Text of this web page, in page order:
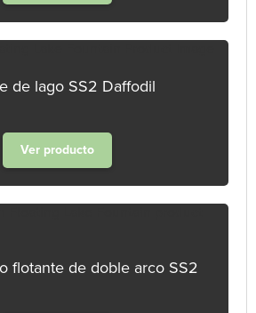
de lago SS2 Daffodil
Ver producto
flotante de doble arco SS2